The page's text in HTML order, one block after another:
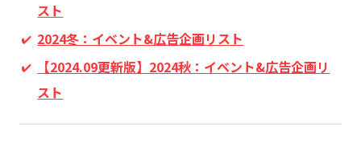
スト
2024冬：イベント&広告企画リスト
【2024.09更新版】2024秋：イベント&広告企画リ
スト